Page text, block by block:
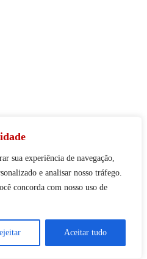
sua experiência de navegação,
e analisar nosso tráfego.
concorda com nosso uso de
Aceitar tudo